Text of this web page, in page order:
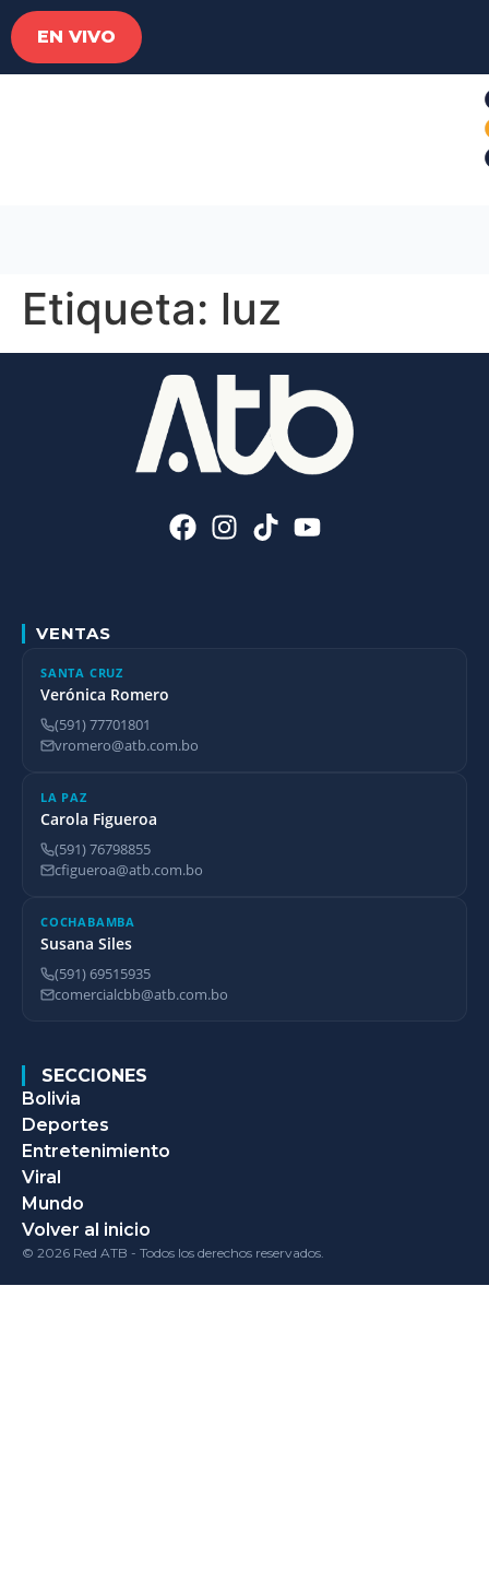
EN VIVO
Etiqueta: luz
VENTAS
SANTA CRUZ
Verónica Romero
(591) 77701801
vromero@atb.com.bo
LA PAZ
Carola Figueroa
(591) 76798855
cfigueroa@atb.com.bo
COCHABAMBA
Susana Siles
(591) 69515935
comercialcbb@atb.com.bo
SECCIONES
Bolivia
Deportes
Entretenimiento
Viral
Mundo
Volver al inicio
© 2026 Red ATB - Todos los derechos reservados.